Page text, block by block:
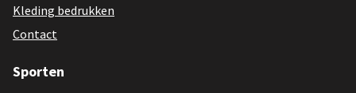
Kleding bedrukken
Contact
Sporten